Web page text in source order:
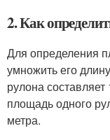
2. Как
Для определения
умножить его
рулона
площадь одного
метра.